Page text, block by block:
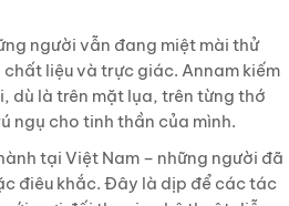
người vẫn đang miệt mài thử
liệu và trực giác. Annam kiếm
dù là trên mặt lụa, trên từng thớ
ngụ cho tinh thần của mình.
tại Việt Nam – những người đã
điêu khắc. Đây là dịp để các tác